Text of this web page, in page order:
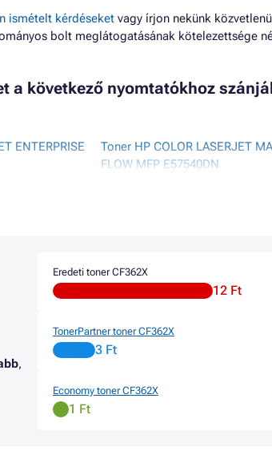
ismételt kérdéseket vagy írjon nekünk
bolt meglátogatásának kötelezettsége
a következő nyomtatókhoz
ENTERPRISE
ENTERPRISE
MANAGED
MANAGED
MANAGED
Toner HP COLOR LASERJET
FLOW MFP E57540DN
M553DNM
Toner HP COLOR LASERJET
MFP M577 SERIES
Toner HP COLOR LASERJET
Toner HP COLOR LASERJET
,
Eredeti toner CF362X
12 Ft
TonerPartner toner CF362X
3 Ft
Economy toner CF362X
1 Ft